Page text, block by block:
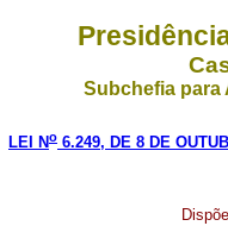
Subchefia
LEI No 6.249, DE 8 DE